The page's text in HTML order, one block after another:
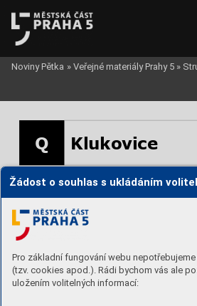
Žádost o souhlas s ukládáním
Pro základní fungování webu
(tzv. cookies apod.). Rádi bychom vás ale
uložením volitelných informací:
Klukovice
Q
Noviny Pětka » Veřejné materiály Prahy 5 »